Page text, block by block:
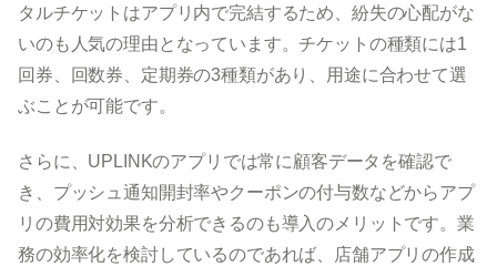
タルチケットはアプリ内で完結するため、紛失の心配がな
いのも人気の理由となっています。チケットの種類には1
回券、回数券、定期券の3種類があり、用途に合わせて選
ぶことが可能です。
さらに、UPLINKのアプリでは常に顧客データを確認で
き、プッシュ通知開封率やクーポンの付与数などからアプ
リの費用対効果を分析できるのも導入のメリットです。業
務の効率化を検討しているのであれば、店舗アプリの作成